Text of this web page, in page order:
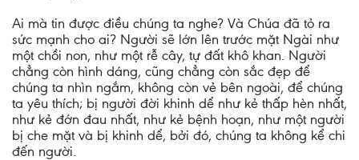
Ai mà tin được điều chúng ta nghe? Và Chúa đã tỏ ra
sức mạnh cho ai? Người sẽ lớn lên trước mặt Ngài như
một chồi non, như một rễ cây, tự đất khô khan. Người
chẳng còn hình dáng, cũng chẳng còn sắc đẹp để
chúng ta nhìn ngắm, không còn vẻ bên ngoài, để chúng
ta yêu thích; bị người đời khinh dể như kẻ thấp hèn nhất,
như kẻ đớn đau nhất, như kẻ bệnh hoạn, như một người
bị che mặt và bị khinh dể, bởi đó, chúng ta không kể chi
đến người.